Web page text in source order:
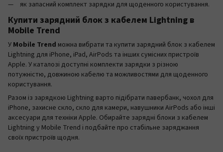
як запасний комплект зарядки для щоденного користування.
Купити зарядний блок з кабелем Lightning в
Mobile Trend
У Mobile Trend можна вибрати та купити зарядний блок з кабелем
Lightning для iPhone, iPad, AirPods та інших сумісних пристроїв
Apple. У каталозі доступні комплекти зарядки з різною
потужністю, довжиною кабелю та можливостями для щоденного
користування.
Разом із зарядкою Lightning варто підібрати павербанк, чохол для
iPhone, захисне скло, скло для камери, навушники AirPods або інші
аксесуари для техніки Apple. Обирайте зарядні блоки з кабелем
Lightning у Mobile Trend і подбайте про стабільне заряджання
своїх пристроїв щодня.